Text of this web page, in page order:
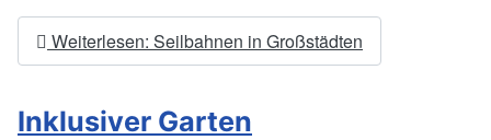
Weiterlesen: Seilbahnen in Großstädten
Inklusiver Garten